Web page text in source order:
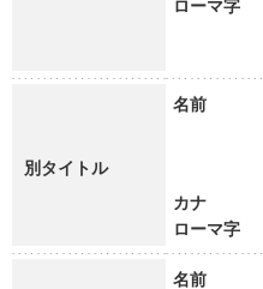
ローマ字
別タイトル
名前
カナ
ローマ字
名前